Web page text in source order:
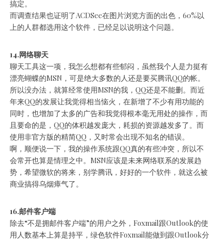
搞定。
而调查结果也证明了ACDSee在图片浏览方面的出色，60%以
上的人群都选用这个软件，已经足以说明这个问题。
14.网络聊天
聊天工具这一项，我怎么想都有些郁闷，虽然我个人是力挺有
漂亮蝴蝶的MSN，可是绝大多数的人还是要买腾讯QQ的帐。
所以没办法，就算经常使用MSN的我，QQ还是不能删。而近
年来QQ的发展让我觉得相当恼火，在新增了不少有用功能的
同时，也增加了太多的广告和我觉得根本毫无用处的操作，而
且要命的是，QQ的体积越发庞大，耗损的资源越发多了。而
使用非官方版的精简QQ，又时常会出现不知名的错误。
啊，顺便说一下，我的操作系统跟QQ真的有些冲突，所以不
会常开也算是情理之中。MSN应该是未来网络联系的发展趋
势，希望微软的将来，别学腾讯，好好的一个软件，就这么被
商业搞得乌烟瘴气了。
16.邮件客户端
除去“不是拥邮件客户端”的用户之外，Foxmail跟Outlook的使
用人数基本上算是持平，绿色软件Foxmail能做到跟Outlook分